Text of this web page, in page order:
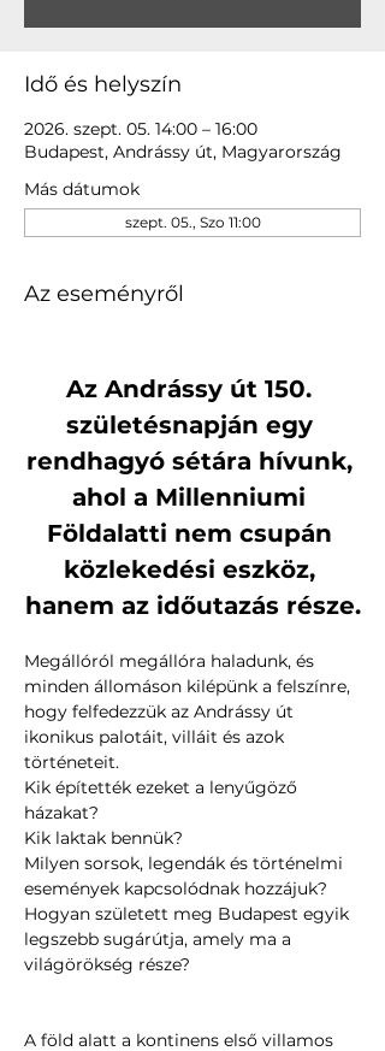
Idő és helyszín
2026. szept. 05. 14:00 – 16:00
Budapest, Andrássy út, Magyarország
Más dátumok
szept. 05., Szo 11:00
Az eseményről
Az Andrássy út 150.
születésnapján egy
rendhagyó sétára hívunk,
ahol a Millenniumi
Földalatti nem csupán
közlekedési eszköz,
hanem az időutazás része.
Megállóról megállóra haladunk, és
minden állomáson kilépünk a felszínre,
hogy felfedezzük az Andrássy út
ikonikus palotáit, villáit és azok
történeteit.
Kik építették ezeket a lenyűgöző
házakat?
Kik laktak bennük?
Milyen sorsok, legendák és történelmi
események kapcsolódnak hozzájuk?
Hogyan született meg Budapest egyik
legszebb sugárútja, amely ma a
világörökség része?
A föld alatt a kontinens első villamos